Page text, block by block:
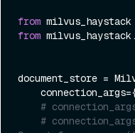
from milvus_haystack
from
document_store =
#
#